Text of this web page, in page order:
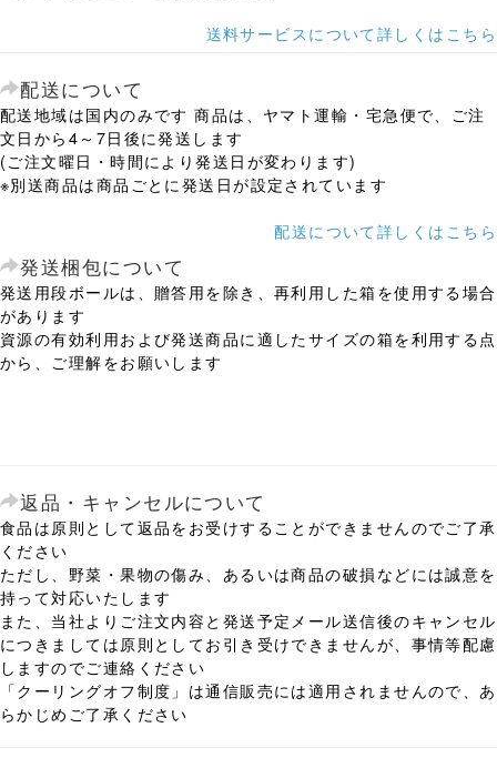
送料サービスについて詳しくはこちら
配送について
配送地域は国内のみです 商品は、ヤマト運輸・宅急便で、ご注
文日から4～7日後に発送します
(ご注文曜日・時間により発送日が変わります)
※別送商品は商品ごとに発送日が設定されています
配送について詳しくはこちら
発送梱包について
発送用段ボールは、贈答用を除き、再利用した箱を使用する場合
があります
資源の有効利用および発送商品に適したサイズの箱を利用する点
から、ご理解をお願いします
返品・キャンセルについて
食品は原則として返品をお受けすることができませんのでご了承
ください
ただし、野菜・果物の傷み、あるいは商品の破損などには誠意を
持って対応いたします
また、当社よりご注文内容と発送予定メール送信後のキャンセル
につきましては原則としてお引き受けできませんが、事情等配慮
しますのでご連絡ください
「クーリングオフ制度」は通信販売には適用されませんので、あ
らかじめご了承ください